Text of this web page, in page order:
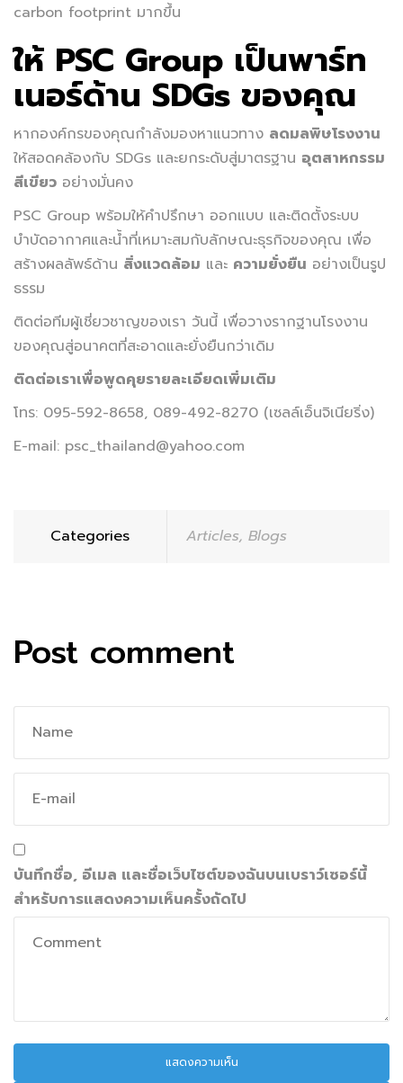
carbon footprint มากขึ้น
ให้ PSC Group เป็นพาร์ท
เนอร์ด้าน SDGs ของคุณ
หากองค์กรของคุณกำลังมองหาแนวทาง ลดมลพิษโรงงาน
ให้สอดคล้องกับ SDGs และยกระดับสู่มาตรฐาน อุตสาหกรรม
สีเขียว อย่างมั่นคง
PSC Group พร้อมให้คำปรึกษา ออกแบบ และติดตั้งระบบ
บำบัดอากาศและน้ำที่เหมาะสมกับลักษณะธุรกิจของคุณ เพื่อ
สร้างผลลัพธ์ด้าน สิ่งแวดล้อม และ ความยั่งยืน อย่างเป็นรูป
ธรรม
ติดต่อทีมผู้เชี่ยวชาญของเรา วันนี้ เพื่อวางรากฐานโรงงาน
ของคุณสู่อนาคตที่สะอาดและยั่งยืนกว่าเดิม
ติดต่อเราเพื่อพูดคุยรายละเอียดเพิ่มเติม
โทร: 095-592-8658, 089-492-8270 (เซลล์เอ็นจิเนียริ่ง)
E-mail: psc_thailand@yahoo.com
Categories Articles, Blogs
Post comment
บันทึกชื่อ, อีเมล และชื่อเว็บไซต์ของฉันบนเบราว์เซอร์นี้
สำหรับการแสดงความเห็นครั้งถัดไป